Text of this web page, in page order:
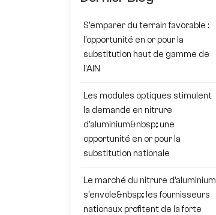
S'emparer du terrain favorable :
l'opportunité en or pour la
substitution haut de gamme de
l'AlN
Les modules optiques stimulent
la demande en nitrure
d'aluminium&nbsp;: une
opportunité en or pour la
substitution nationale
Le marché du nitrure d'aluminium
s'envole&nbsp;: les fournisseurs
nationaux profitent de la forte